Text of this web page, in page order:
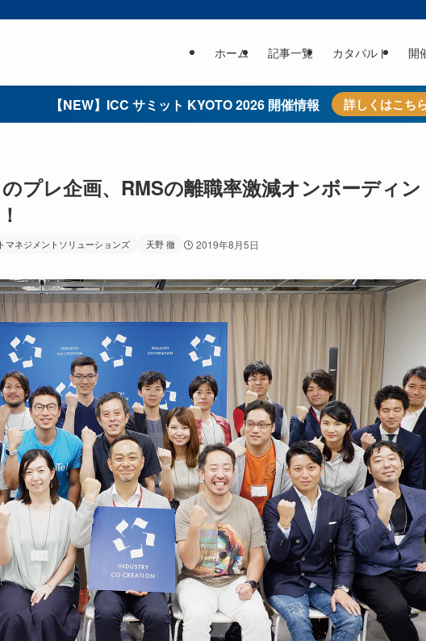
ホーム 記事一覧 カタパルト 開
【NEW】ICC サミット KYOTO 2026 開催情報 詳しくはこち
プレ企画、RMSの離職率激減オンボーディン
マネジメントソリューションズ 天野 徹 2019年8月5日